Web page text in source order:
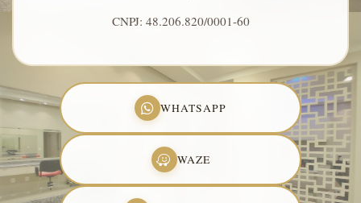
CNPJ: 48.206.820/0001-60
WHATSAPP
WAZE